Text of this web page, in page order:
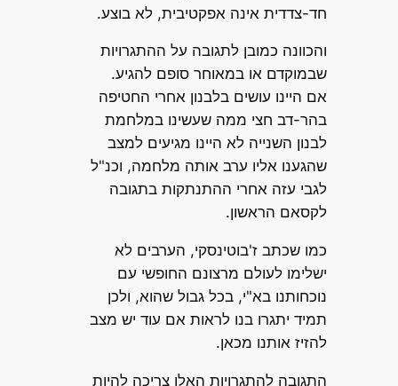
חד-צדדית אינה אפקטיבית, לא בוצע.
והכוונה כמובן לתגובה על ההתגרויות
שבמוקדם או במאוחר סופם להגיע.
אם היינו עושים בלבנון אחרי החטיפה
בהר-דב חצי ממה שעשינו במלחמת
לבנון השנייה לא היינו מגיעים למצב
שהגענו אליו ערב אותה מלחמה, וכנ"ל
לגבי עזה אחרי ההתנתקות בתגובה
לקסאם הראשון.
כמו שכתב ז'בוטינסקי, הערבים לא
ישלימו לעולם מרצונם החופשי עם
נוכחותנו בא"י, בכל גבול שהוא, ולכן
תמיד יתגרו בנו לראות אם עוד יש מצב
להזיז אותנו מכאן.
התגובה להתגרויות האלו צריכה להיות